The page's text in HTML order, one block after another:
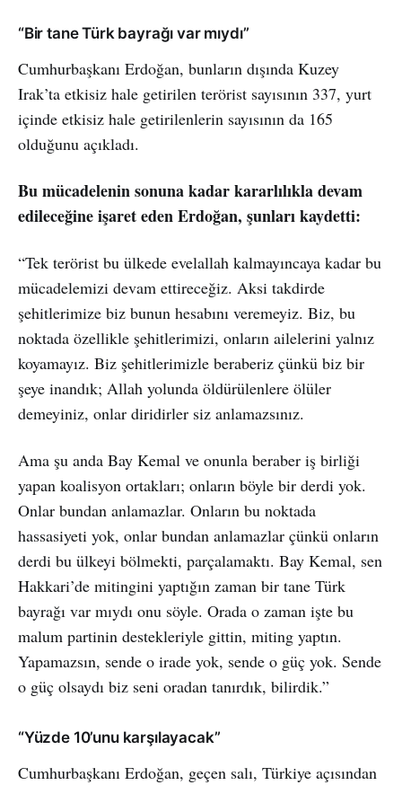
“Bir tane Türk bayrağı var mıydı”
Cumhurbaşkanı Erdoğan, bunların dışında Kuzey
Irak’ta etkisiz hale getirilen terörist sayısının 337, yurt
içinde etkisiz hale getirilenlerin sayısının da 165
olduğunu açıkladı.
Bu mücadelenin sonuna kadar kararlılıkla devam
edileceğine işaret eden Erdoğan, şunları kaydetti:
“Tek terörist bu ülkede evelallah kalmayıncaya kadar bu
mücadelemizi devam ettireceğiz. Aksi takdirde
şehitlerimize biz bunun hesabını veremeyiz. Biz, bu
noktada özellikle şehitlerimizi, onların ailelerini yalnız
koyamayız. Biz şehitlerimizle beraberiz çünkü biz bir
şeye inandık; Allah yolunda öldürülenlere ölüler
demeyiniz, onlar diridirler siz anlamazsınız.
Ama şu anda Bay Kemal ve onunla beraber iş birliği
yapan koalisyon ortakları; onların böyle bir derdi yok.
Onlar bundan anlamazlar. Onların bu noktada
hassasiyeti yok, onlar bundan anlamazlar çünkü onların
derdi bu ülkeyi bölmekti, parçalamaktı. Bay Kemal, sen
Hakkari’de mitingini yaptığın zaman bir tane Türk
bayrağı var mıydı onu söyle. Orada o zaman işte bu
malum partinin destekleriyle gittin, miting yaptın.
Yapamazsın, sende o irade yok, sende o güç yok. Sende
o güç olsaydı biz seni oradan tanırdık, bilirdik.”
“Yüzde 10’unu karşılayacak”
Cumhurbaşkanı Erdoğan, geçen salı, Türkiye açısından